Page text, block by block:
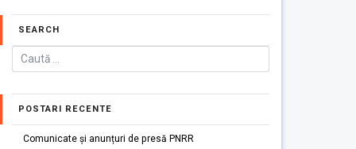
SEARCH
POSTARI RECENTE
Comunicate și anunțuri de presă PNRR